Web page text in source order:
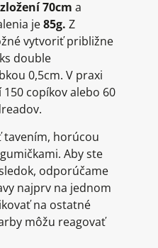
70cm a
je85g. Z
vytvoriť približne
double
0,5cm. V praxi
copíkov alebo 60
tavením, horúcou
Aby ste
odporúčame
najprv na jednom
na ostatné
môžu reagovať